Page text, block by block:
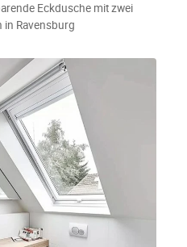
Eckdusche mit zwei
in Ravensburg